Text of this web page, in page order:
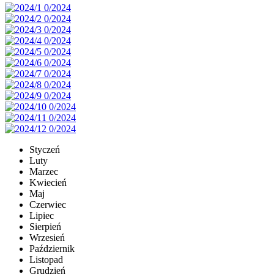
Styczeń
Luty
Marzec
Kwiecień
Maj
Czerwiec
Lipiec
Sierpień
Wrzesień
Październik
Listopad
Grudzień